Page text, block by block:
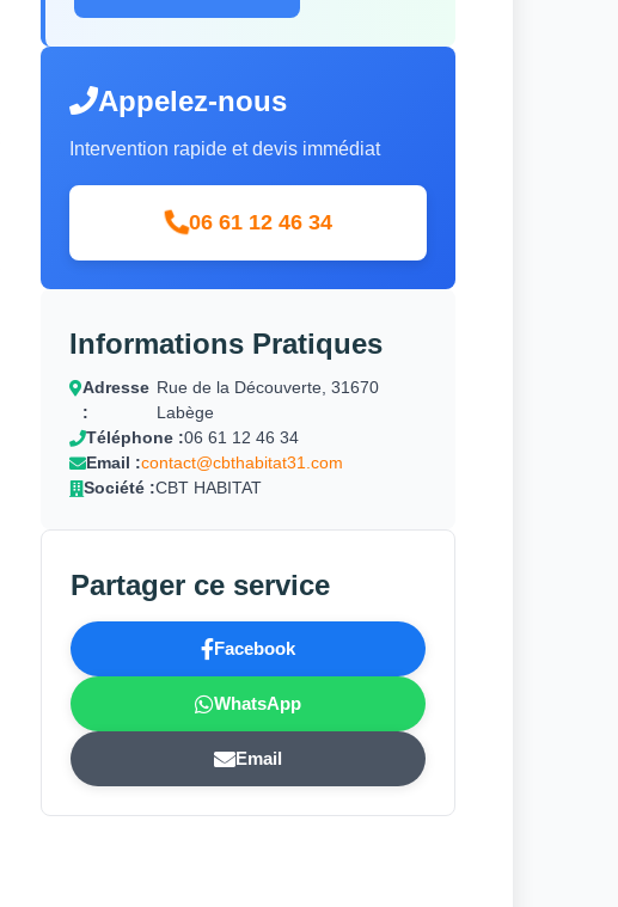
Appelez-nous
Intervention rapide et devis immédiat
06 61 12 46 34
Informations Pratiques
Adresse
:
Rue de la Découverte, 31670
Labège
Téléphone :06 61 12 46 34
Email :contact@cbthabitat31.com
Société :CBT HABITAT
Partager ce service
Facebook
WhatsApp
Email